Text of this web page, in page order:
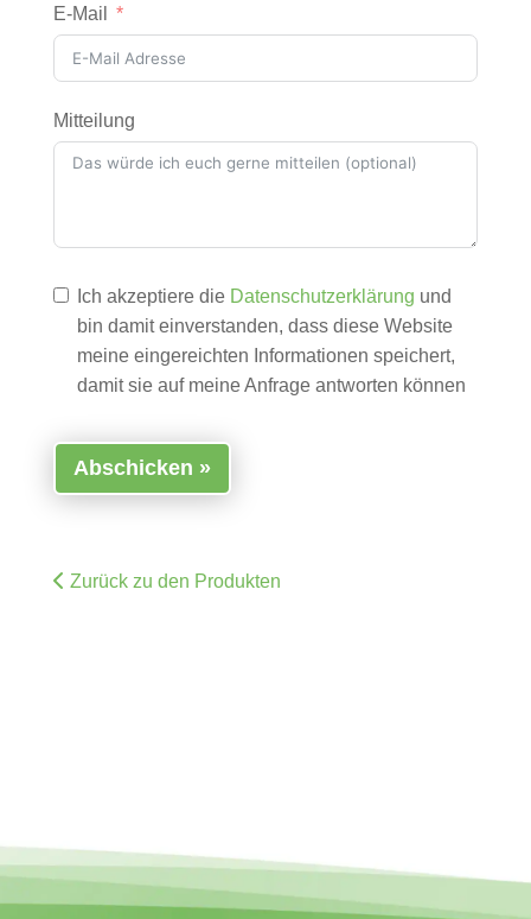
E-Mail
Mitteilung
Ich akzeptiere die Datenschutzerklärung und
bin damit einverstanden, dass diese Website
meine eingereichten Informationen speichert,
damit sie auf meine Anfrage antworten können
Abschicken
Zurück zu den Produkten